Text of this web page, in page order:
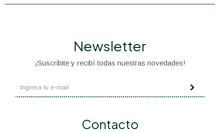
Contacto
Newsletter
¡Suscribite y recibí todas nuestras novedades!